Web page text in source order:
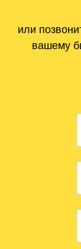
или
вашему